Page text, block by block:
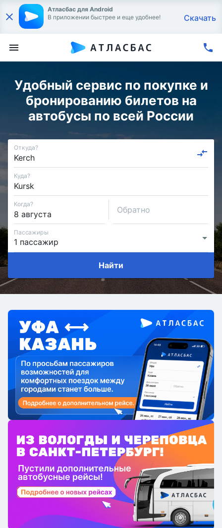
Атласбас для Android
В приложении быстрее и еще удобнее!
Скачать
Удобный сервис по покупке и
бронированию билетов на
автобусы по всей России
Откуда?
Куда?
Когда?
Обратно
Пассажиры
Найти